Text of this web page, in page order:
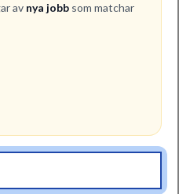
av nya jobb som matchar
AB
från
Sedan dess har
profil